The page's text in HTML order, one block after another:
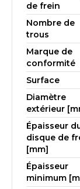
de frein
Nombre de
trous
Marque de
conformité
Surface
Diamètre
extérieur
Épaisseur
disque de
[mm]
Épaisseur
minimum